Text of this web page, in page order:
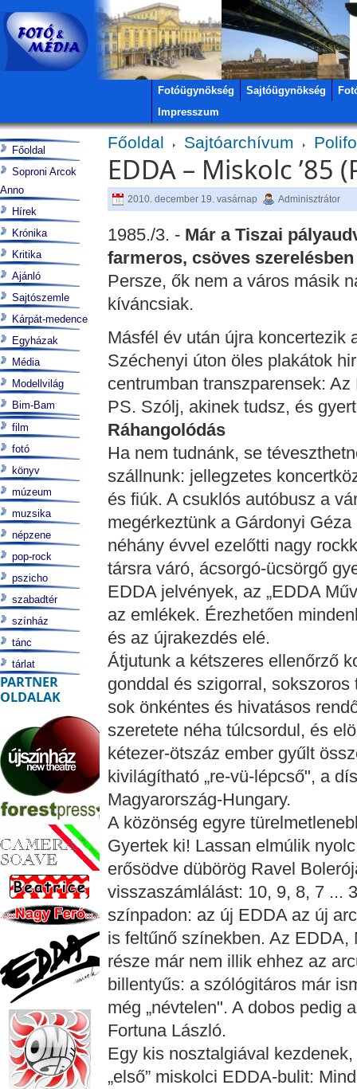
Fotóügynökség Sajtóügynökség
Impresszum
Főoldal Sajtóarchívum
EDDA – Miskolc ’85
2010. december 19. vasárnap Adminisztrátor
1985./3. - Már a Tiszai
farmeros, csöves
Persze, ők nem a város másik
kíváncsiak.
Másfél év után újra koncertezik
Széchenyi úton öles plakátok
centrumban transzparensek:
PS. Szólj, akinek tudsz, és
Ráhangolódás
Ha nem tudnánk, se
szállnunk: jellegzetes
és fiúk. A csuklós autóbusz a
megérkeztünk a Gárdonyi
néhány évvel ezelőtti nagy
társra váró, ácsorgó-ücsörgő
EDDA jelvények, az „EDDA
az emlékek. Érezhetően
és az újrakezdés elé.
Átjutunk a kétszeres ellenőrző
gonddal és szigorral,
sok önkéntes és hivatásos
szeretete néha túlcsordul, és
kétezer-ötszáz ember gyűlt
kivilágítható „re-vü-lépcső", a
Magyarország-Hungary.
A közönség egyre
Gyertek ki! Lassan elmúlik
erősödve dübörög Ravel
visszaszámlálást: 10, 9, 8, 7 ...
színpadon: az új EDDA az új
is feltűnő színekben. Az
része már nem illik ehhez az
billentyűs: a szólógitáros már
még „névtelen". A dobos pedig
Fortuna László.
Egy kis nosztalgiával
„első” miskolci EDDA-bulit:
Főoldal
Soproni Arcok
Anno
Hírek
Krónika
Kritika
Ajánló
Sajtószemle
Kárpát-medence
Egyházak
Média
Modellvilág
Bim-Bam
film
fotó
könyv
múzeum
muzsika
népzene
pop-rock
pszicho
szabadtér
színház
tánc
tárlat
PARTNER
OLDALAK